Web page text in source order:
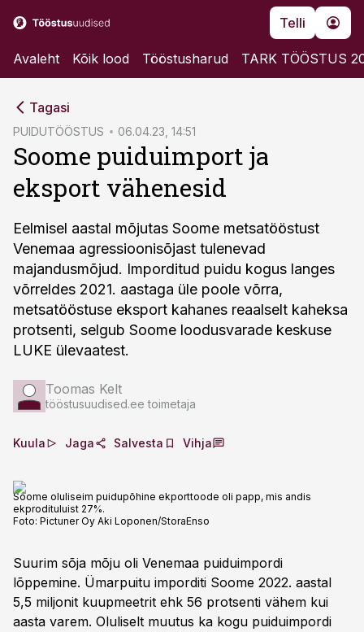
Telli
Avaleht Kõik lood Tööstusharud TARK TÖÖSTUS
Tagasi
PUIDUTÖÖSTUS 06.04.23, 14:51
Soome puiduimport ja
eksport vähenesid
Eelmisel aastal mõjutas Soome metsatööstust
Venemaa agressioonisõjast tulenevad
majandusmõjud. Imporditud puidu kogus langes
võrreldes 2021. aastaga üle poole võrra,
metsatööstuse eksport kahanes reaalselt kaheksa
protsenti, selgub Soome loodusvarade keskuse
LUKE ülevaatest.
Toomas Kelt
tööstusuudised.ee toimetaja
Kuula Jaga Salvesta Vihja
Soome oluliseim puidupõhine ekporttoode oli papp, mis andis
ekprodituluist 27%.
Foto: Pictuner Oy Aki Loponen/StoraEnso
Suurim sõja mõju oli Venemaa puiduimpordi
lõppemine. Ümarpuitu imporditi Soome 2022. aastal
5,5 miljonit kuupmeetrit ehk 56 protsenti vähem kui
aasta varem. Oluliselt muutus ka kogu puiduimpordi